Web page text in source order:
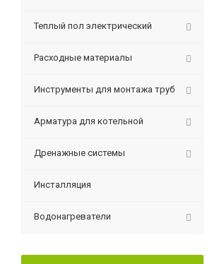
Теплый пол электрический
Расходные материалы
Инструменты для монтажа труб
Арматура для котельной
Дренажные системы
Инсталляция
Водонагреватели